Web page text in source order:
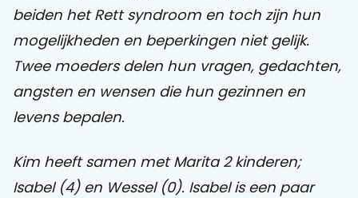
Clientdossier
Mijn
Sophi
Sophi
Contact
beiden het Rett syndroom en toch zijn hun
mogelijkheden en beperkingen niet gelijk.
Twee moeders delen hun vragen, gedachten,
angsten en wensen die hun gezinnen en
levens bepalen.
Kim heeft samen met Marita 2 kinderen;
Isabel (4) en Wessel (0). Isabel is een paar